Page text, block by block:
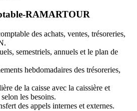
RAMARTOUR
des achats, ventes, trésoreries,
.
semestriels, annuels et le plan de
hebdomadaires des trésoreries,
de la caisse avec la caissière et
les besoins.
des appels internes et externes.